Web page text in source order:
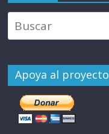
Apoya al proyecto